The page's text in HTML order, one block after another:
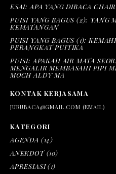
ESAI: APA YANG DIBACA
PUISI YANG BAGUS (2): YANG
KEMATANGAN
PUISI YANG BAGUS (1):
PERANGKAT PUITIKA
PUISI: APAKAH AIR MATA
MENGALIR MEMBASAHI PIPI
MOCH ALDY MA
KONTAK KERJASAMA
JURUBACA@GMAIL.COM (EMAIL)
KATEGORI
AGENDA (14)
ANEKDOT(10)
APRESIASI(1)